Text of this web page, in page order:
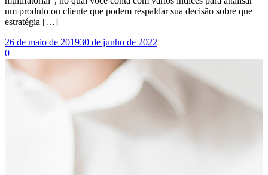
um produto ou cliente que podem respaldar sua decisão sobre que
estratégia […]
26 de maio de 201930 de junho de 2022
0